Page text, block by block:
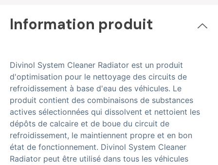
Information produit
Divinol System Cleaner Radiator est un produit
d'optimisation pour le nettoyage des circuits de
refroidissement à base d'eau des véhicules. Le
produit contient des combinaisons de substances
actives sélectionnées qui dissolvent et nettoient les
dépôts de calcaire et de boue du circuit de
refroidissement, le maintiennent propre et en bon
état de fonctionnement. Divinol System Cleaner
Radiator peut être utilisé dans tous les véhicules